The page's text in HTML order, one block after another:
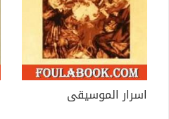
اسرار الموسيقى